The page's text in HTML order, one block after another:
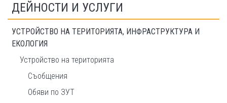
ДЕЙНОСТИ И УСЛУГИ
УСТРОЙСТВО НА ТЕРИТОРИЯТА, ИНФРАСТРУКТУРА И
ЕКОЛОГИЯ
Устройство на територията
Съобщения
Обяви по ЗУТ